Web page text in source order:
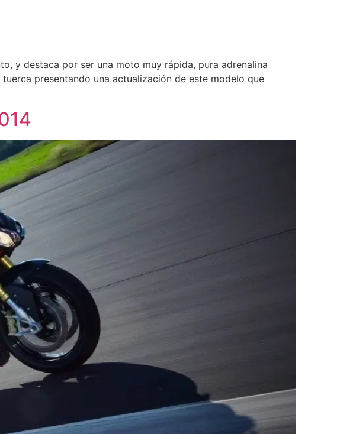
y destaca por ser una moto muy rápida, pura adrenalina
presentando una actualización de este modelo que